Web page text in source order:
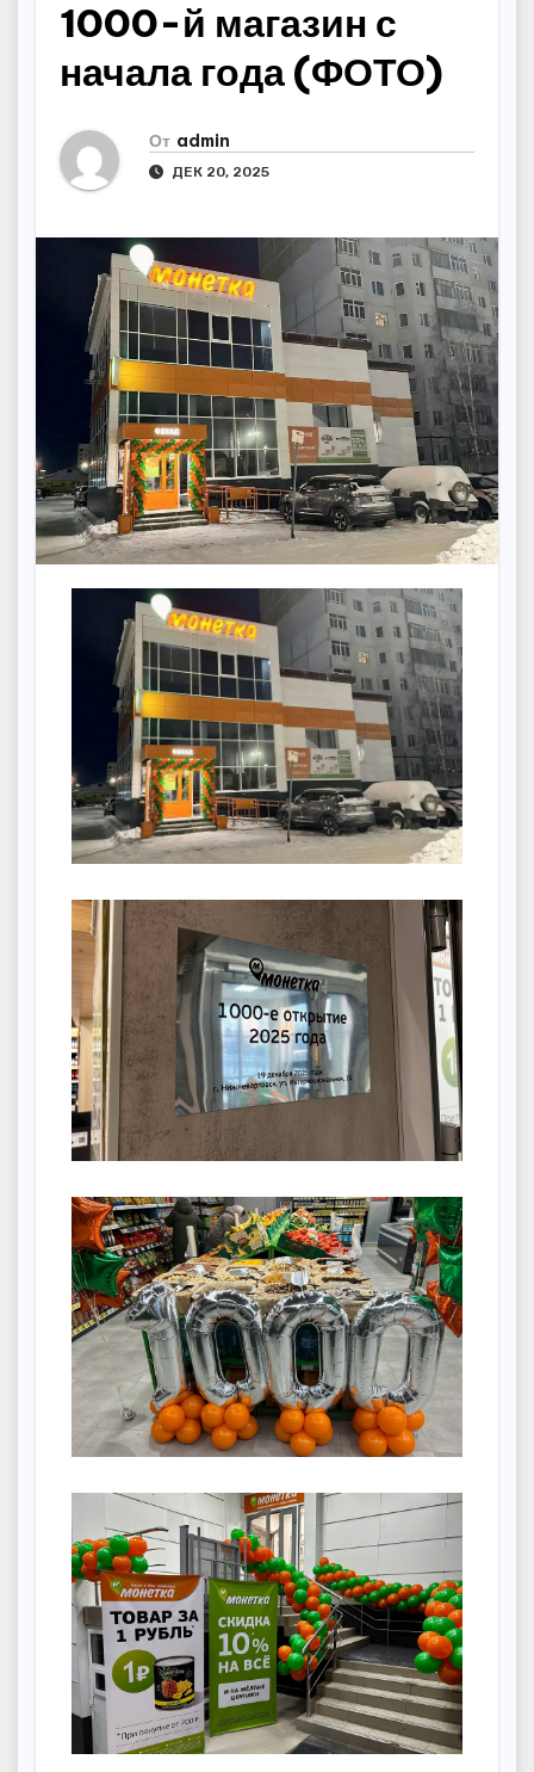
1000-й магазин с
начала года (ФОТО)
От admin
ДЕК 20, 2025